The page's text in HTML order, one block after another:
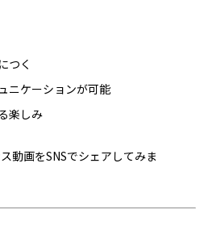
つく
ニケーションが可能
楽しみ
動画をSNSでシェアしてみま